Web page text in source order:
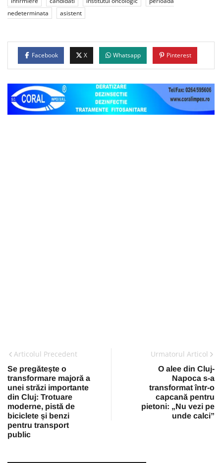
nedeterminata
asistent
Facebook X Whatsapp Pinterest
Articolul Precedent
Se pregătește o
transformare majoră a
unei străzi importante
din Cluj: Trotuare
moderne, pistă de
biciclete și benzi
pentru transport
public
Urmatorul Articol
O alee din Cluj-
Napoca s-a
transformat într-o
capcană pentru
pietoni: „Nu vezi pe
unde calci”